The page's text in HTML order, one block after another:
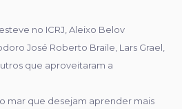
no ICRJ, Aleixo Belov
José Roberto Braile, Lars Grael,
que aproveitaram a
mar que desejam aprender mais